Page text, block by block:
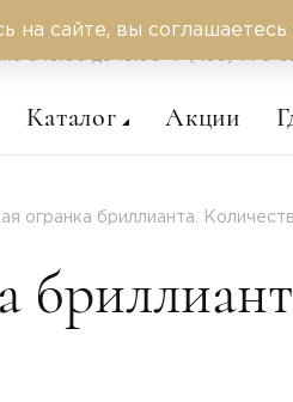
Каталог Акции
огранка бриллианта.
на сайте, вы соглашаетесь